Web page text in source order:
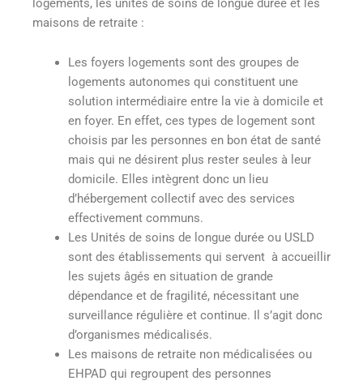
logements, les unités de soins de longue durée et les
maisons de retraite :
Les foyers logements sont des groupes de
logements autonomes qui constituent une
solution intermédiaire entre la vie à domicile et
en foyer. En effet, ces types de logement sont
choisis par les personnes en bon état de santé
mais qui ne désirent plus rester seules à leur
domicile. Elles intègrent donc un lieu
d’hébergement collectif avec des services
effectivement communs.
Les Unités de soins de longue durée ou USLD
sont des établissements qui servent à accueillir
les sujets âgés en situation de grande
dépendance et de fragilité, nécessitant une
surveillance régulière et continue. Il s’agit donc
d’organismes médicalisés.
Les maisons de retraite non médicalisées ou
EHPAD qui regroupent des personnes